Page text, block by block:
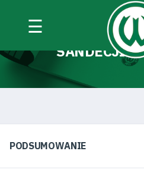
☰
MIEJSCE
SANDECJI
PODSUMOWANIE